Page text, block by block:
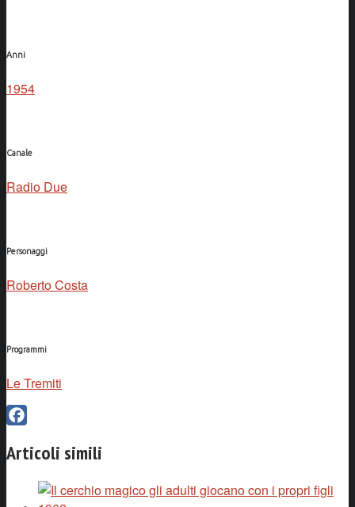
Anni
1954
Canale
Radio Due
Personaggi
Roberto Costa
Programmi
Le Tremiti
Articoli simili